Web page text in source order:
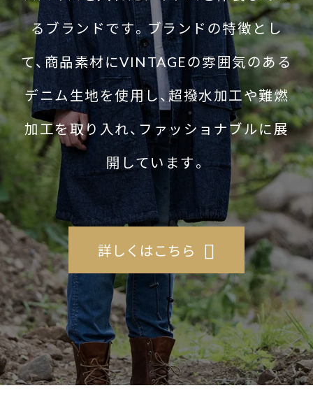
るブランドです。ブランドの特徴とし
て、商品素材にVINTAGEの雰囲気のある
デニム生地を使用し、超撥水加工や難燃
加工を取り入れ、ファッショナブルに展
開しています。
詳しくはこちら